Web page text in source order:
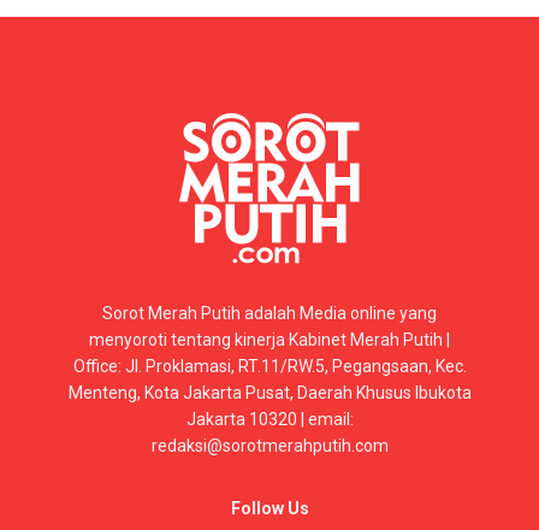
Sorot Merah Putih adalah Media online yang
menyoroti tentang kinerja Kabinet Merah Putih |
Office: Jl. Proklamasi, RT.11/RW.5, Pegangsaan, Kec.
Menteng, Kota Jakarta Pusat, Daerah Khusus Ibukota
Jakarta 10320 | email:
redaksi@sorotmerahputih.com
Follow Us